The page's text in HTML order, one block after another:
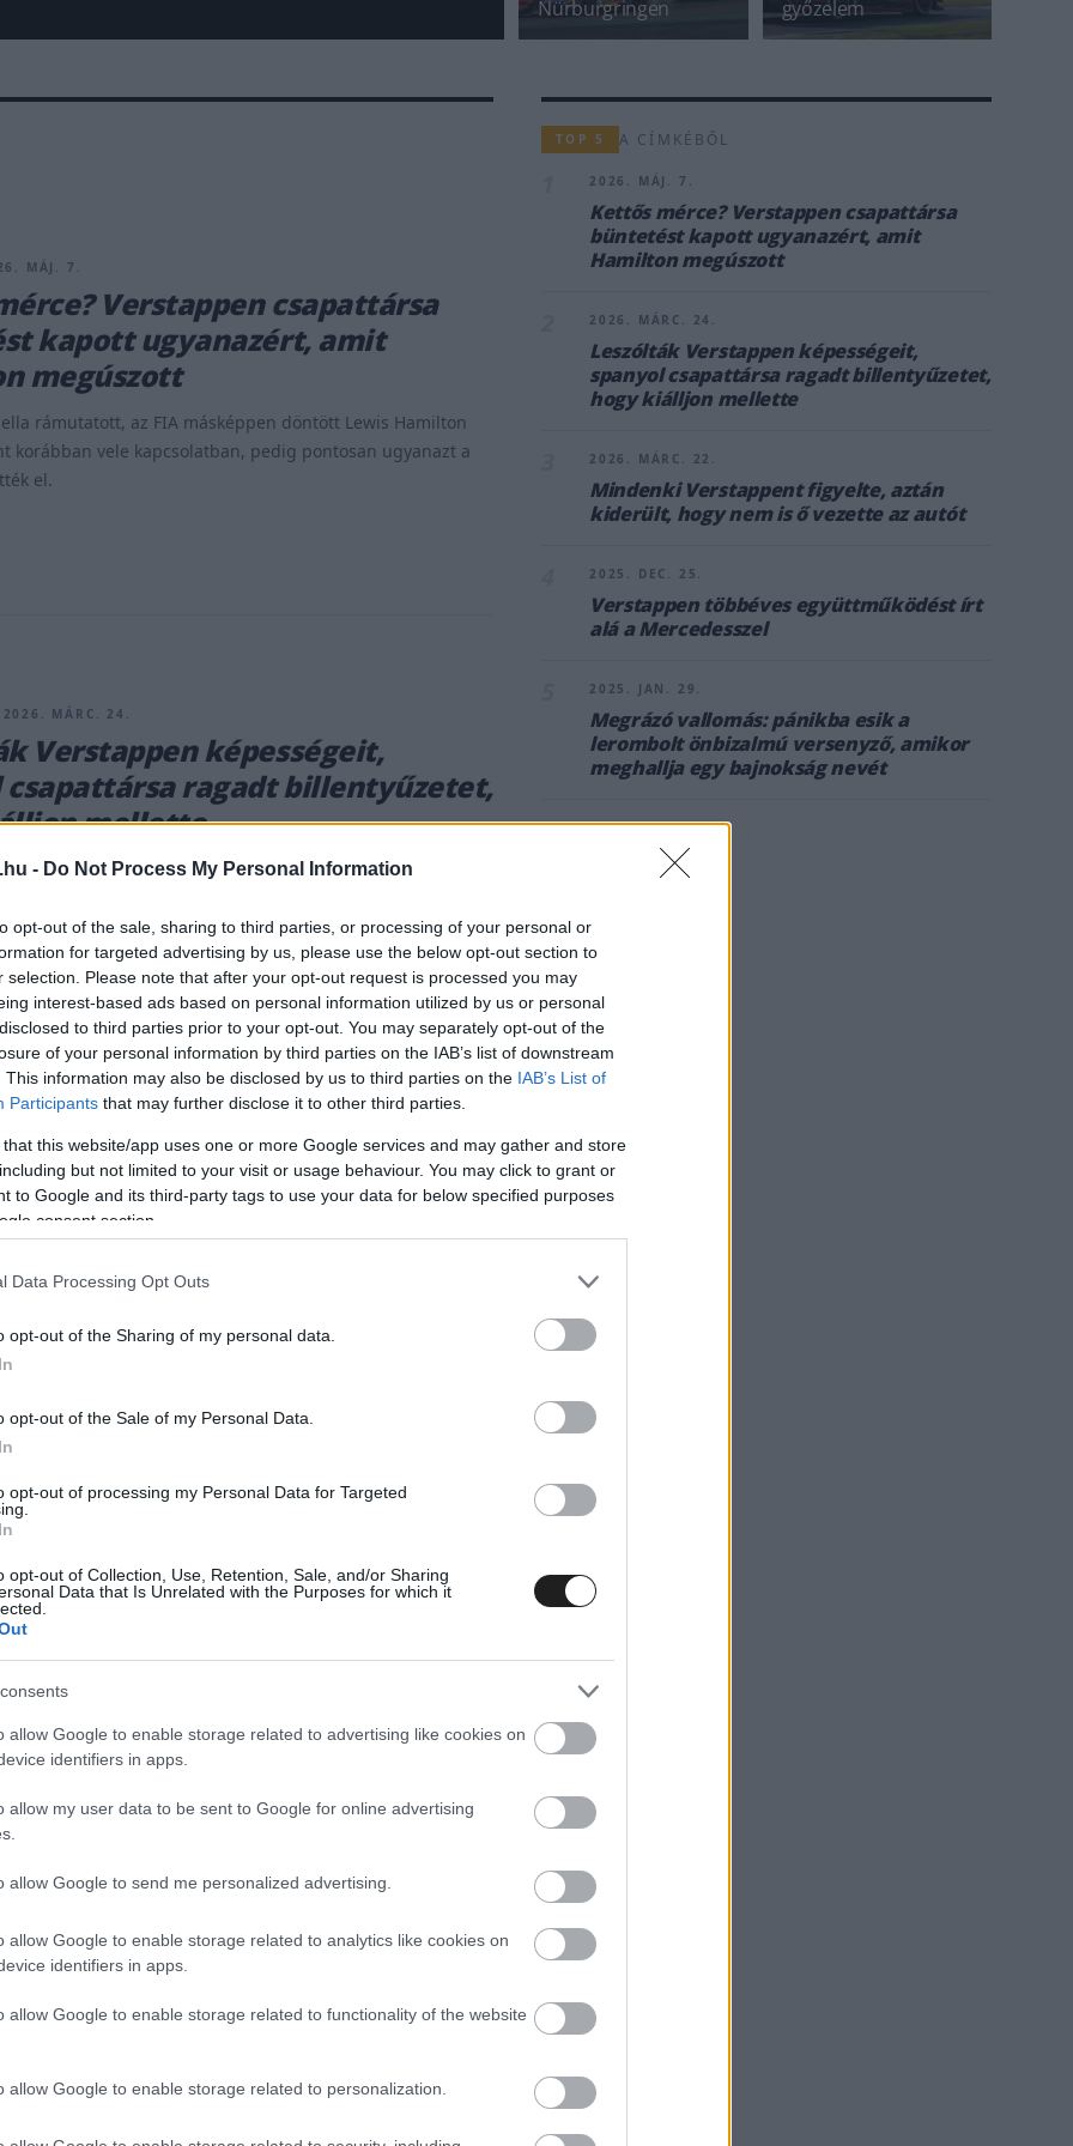
- Do Not Process My Personal Information
opt-out of the sale, sharing to third parties, or processing of your personal or
for targeted advertising by us, please use the below opt-out section to
selection. Please note that after your opt-out request is processed you may
interest-based ads based on personal information utilized by us or personal
to third parties prior to your opt-out. You may separately opt-out of the
of your personal information by third parties on the IAB’s list of downstream
This information may also be disclosed by us to third parties on the IAB’s List of
Participants that may further disclose it to other third parties.
that this website/app uses one or more Google services and may gather and store
but not limited to your visit or usage behaviour. You may click to grant or
to Google and its third-party tags to use your data for below specified purposes
consent section.
Data Processing Opt Outs
opt-out of the Sharing of my personal data.
opt-out of the Sale of my Personal Data.
opt-out of processing my Personal Data for Targeted
opt-out of Collection, Use, Retention, Sale, and/or Sharing
Data that Is Unrelated with the Purposes for which it
allow Google to enable storage related to advertising like cookies on
identifiers in apps.
allow my user data to be sent to Google for online advertising
allow Google to send me personalized advertising.
allow Google to enable storage related to analytics like cookies on
identifiers in apps.
allow Google to enable storage related to functionality of the website
allow Google to enable storage related to personalization.
Nürburgringen győzelem
MÁJ. 7.
Verstappen csapattársa
kapott ugyanazért, amit
megúszott
rámutatott, az FIA másképpen döntött Lewis Hamilton
korábban vele kapcsolatban, pedig pontosan ugyanazt a
el.
2026. MÁRC. 24.
Verstappen képességeit,
csapattársa ragadt billentyűzetet,
mellette
4 órás verseny kommentátora által Max
– a holland egyik új csapattársa, Daniel Juncadella egy sor
annak bizonyítására, hogy a négyszeres bajnok milyen
a sportautózásba.
2026. MÁRC. 22.
hogy nem is ő vezette az autót
Verstappen jóvoltából soha nem látott rivaldafényben
alig ismert bajnokság, a Nürburgring Langstrecken-
volt belelátni a hollandot, ahol nem is volt ott.
többéves együttműködést írt
a tavaly és az idén is összeboronálták a Mercedes F1-es
kezdett a csillagos márkával.
TOP 5 A CÍMKÉBŐL
2026. MÁJ. 7.
Kettős mérce? Verstappen csapattársa
büntetést kapott ugyanazért, amit
Hamilton megúszott
2026. MÁRC. 24.
Leszólták Verstappen képességeit,
spanyol csapattársa ragadt billentyűzetet,
hogy kiálljon mellette
2026. MÁRC. 22.
Mindenki Verstappent figyelte, aztán
kiderült, hogy nem is ő vezette az autót
2025. DEC. 25.
Verstappen többéves együttműködést írt
alá a Mercedesszel
2025. JAN. 29.
Megrázó vallomás: pánikba esik a
lerombolt önbizalmú versenyző, amikor
meghallja egy bajnokság nevét